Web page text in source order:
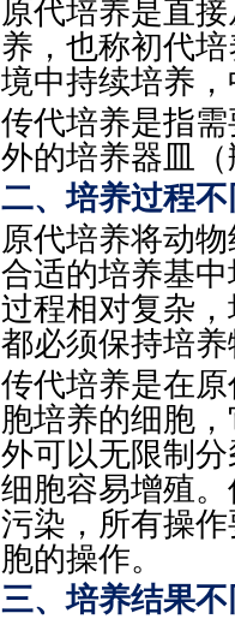
原代培养是直
养，也称初代
境中持续培养
传代培养是指
外的培养器皿
二、培养过程不
原代培养将动
合适的培养基
过程相对复杂
都必须保持培
传代培养是在
胞培养的细胞
外可以无限制
细胞容易增殖
污染，所有操
胞的操作。
三、培养结果不